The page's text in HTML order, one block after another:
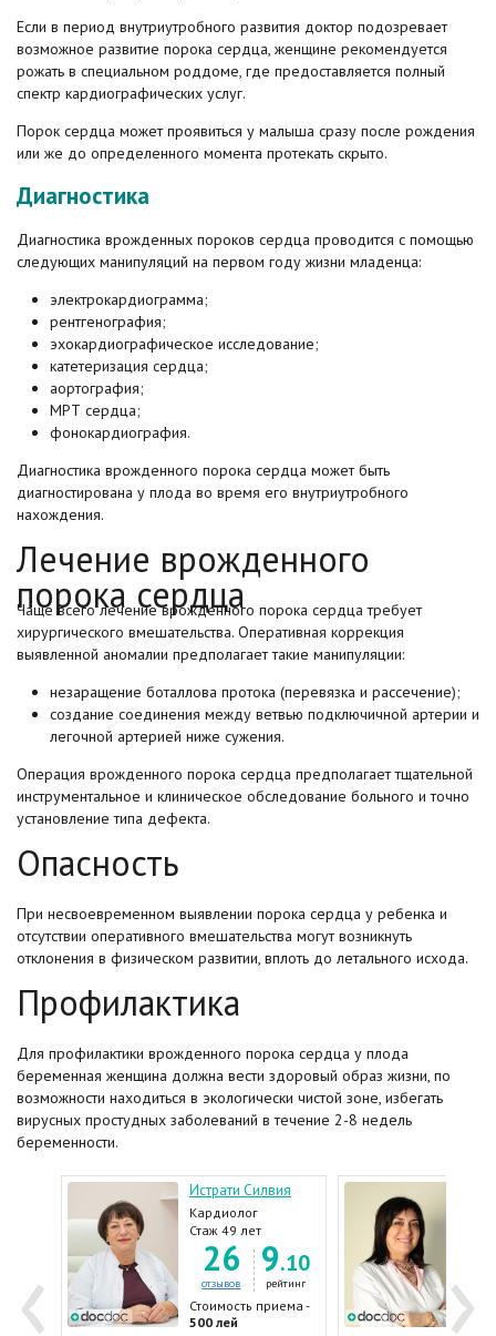
Если в период внутриутробного развития доктор подозревает
возможное развитие порока сердца, женщине рекомендуется
рожать в специальном роддоме, где предоставляется полный
спектр кардиографических услуг.
Порок сердца может проявиться у малыша сразу после рождения
или же до определенного момента протекать скрыто.
Диагностика
Диагностика врожденных пороков сердца проводится с помощью
следующих манипуляций на первом году жизни младенца:
электрокардиограмма;
рентгенография;
эхокардиографическое исследование;
катетеризация сердца;
аортография;
МРТ сердца;
фонокардиография.
Диагностика врожденного порока сердца может быть
диагностирована у плода во время его внутриутробного
нахождения.
Лечение врожденного
порока сердца
Чаще всего лечение врожденного порока сердца требует
хирургического вмешательства. Оперативная коррекция
выявленной аномалии предполагает такие манипуляции:
незаращение боталлова протока (перевязка и рассечение);
создание соединения между ветвью подключичной артерии и
легочной артерией ниже сужения.
Операция врожденного порока сердца предполагает тщательной
инструментальное и клиническое обследование больного и точно
установление типа дефекта.
Опасность
При несвоевременном выявлении порока сердца у ребенка и
отсутствии оперативного вмешательства могут возникнуть
отклонения в физическом развитии, вплоть до летального исхода.
Профилактика
Для профилактики врожденного порока сердца у плода
беременная женщина должна вести здоровый образ жизни, по
возможности находиться в экологически чистой зоне, избегать
вирусных простудных заболеваний в течение 2-8 недель
беременности.
‹ ›
-
Истрати Силвия
Кардиолог
Стаж 49 лет
26
отзывов
9.10
рейтинг
Стоимость приема -
500 лей
500